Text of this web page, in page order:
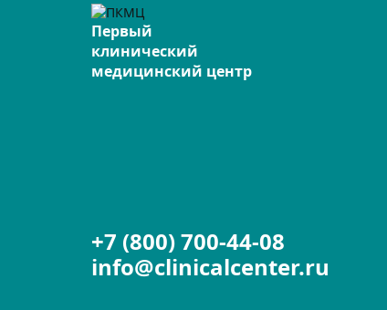
Первый
клинический
медицинский центр
+7 (800) 700-44-08
info@clinicalcenter.ru